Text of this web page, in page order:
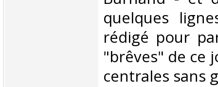
quelques
rédigé pour
"brêves" de ce
centrales sans